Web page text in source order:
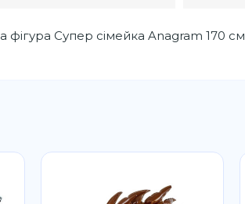
фігура Супер сімейка Anagram 170 см